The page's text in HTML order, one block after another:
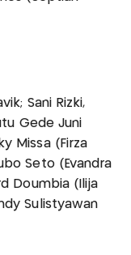
Sani Rizki,
Gede Juni
Missa (Firza
Seto (Evandra
Doumbia (Ilija
Sulistyawan